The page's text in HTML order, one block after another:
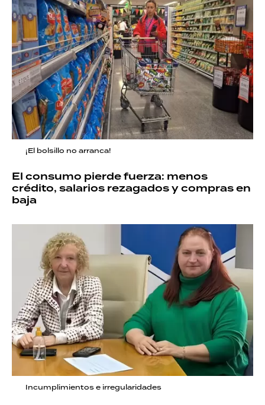
¡El bolsillo no arranca!
El consumo pierde fuerza: menos
crédito, salarios rezagados y compras en
baja
Incumplimientos e irregularidades